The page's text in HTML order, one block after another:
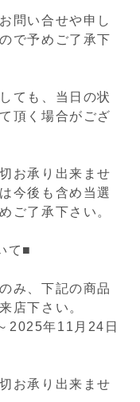
問い合せや申し
で予めご了承下
ても、当日の状
頂く場合がござ
お承り出来ませ
今後も含め当選
ご了承下さい。
て■
み、下記の商品
店下さい。
2025年11月24日
お承り出来ませ